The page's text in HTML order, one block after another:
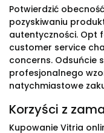
Potwierdzić
pozyskiwaniu
autentyczności. Opt
customer service
concerns. Odsuńcie
profesjonalnego
natychmiastowe
Korzyści z
Kupowanie Vitria